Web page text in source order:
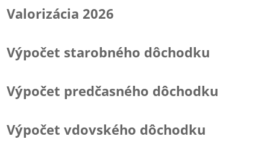
Valorizácia 2026
Výpočet starobného dôchodku
Výpočet predčasného dôchodku
Výpočet vdovského dôchodku